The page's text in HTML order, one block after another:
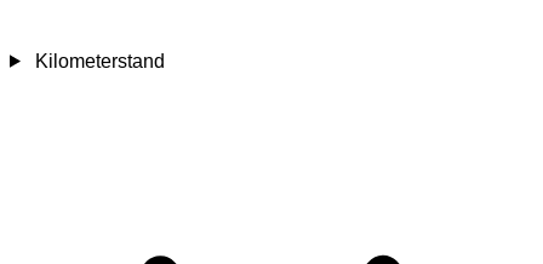
Kilometerstand